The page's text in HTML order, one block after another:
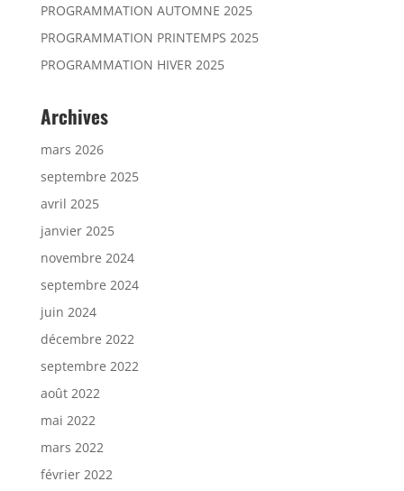
PROGRAMMATION AUTOMNE 2025
PROGRAMMATION PRINTEMPS 2025
PROGRAMMATION HIVER 2025
Archives
mars 2026
septembre 2025
avril 2025
janvier 2025
novembre 2024
septembre 2024
juin 2024
décembre 2022
septembre 2022
août 2022
mai 2022
mars 2022
février 2022